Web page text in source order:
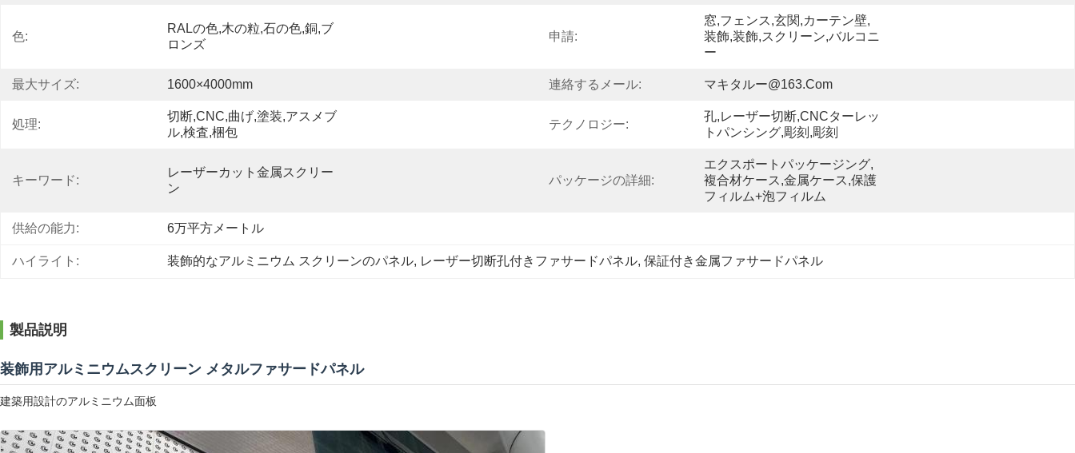
色:
RALの色,木の粒,石の色,銅,ブ
ロンズ
申請:
窓,フェンス,玄関,カーテン壁,
装飾,装飾,スクリーン,バルコニ
ー
最大サイズ: 1600×4000mm 連絡するメール: マキタルー@163.com
処理:
切断,CNC,曲げ,塗装,アスメブ
ル,検査,梱包
テクノロジー:
孔,レーザー切断,CNCターレッ
トパンシング,彫刻,彫刻
キーワード:
レーザーカット金属スクリー
ン
パッケージの詳細:
エクスポートパッケージング,
複合材ケース,金属ケース,保護
フィルム+泡フィルム
供給の能力: 6万平方メートル
ハイライト: 装飾的なアルミニウム スクリーンのパネル, レーザー切断孔付きファサードパネル, 保証付き金属ファサードパネル
製品説明
装飾用アルミニウムスクリーン メタルファサードパネル
建築用設計のアルミニウム面板